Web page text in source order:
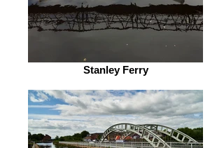
Stanley Ferry